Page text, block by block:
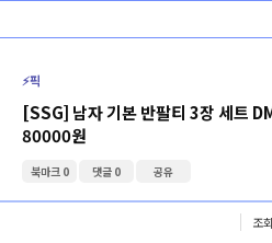
⚡️픽
[SSG] 남자 기본 반팔티 3장 세트
80000원
북마크 0 댓글 0 공유
조